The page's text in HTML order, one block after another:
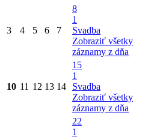
3 4 5 6 7
8
1
Svadba
Zobraziť všetky
záznamy z dňa
10 11 12 13 14
15
1
Svadba
Zobraziť všetky
záznamy z dňa
22
1